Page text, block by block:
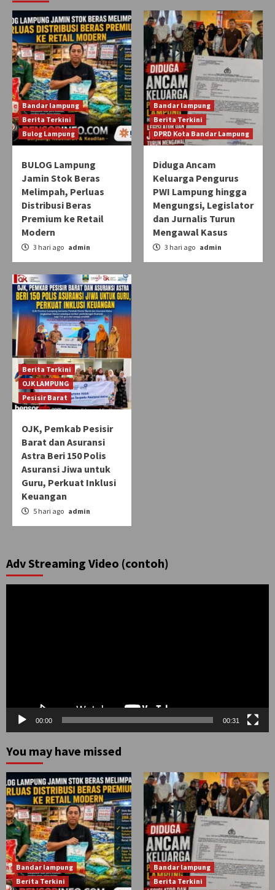
Bandar lampung
Berita Terkini
Bulog Lampung
BULOG Lampung
Jamin Stok Beras
Melimpah, Perluas
Distribusi Beras
Premium ke Retail
Modern
3 hari ago admin
Bandar lampung
Berita Terkini
DPRD Kota Bandar Lampung
Diduga Ancam
Keluarga Pengurus
PWI Lampung hingga
Mengungsi, Legislator
dan Jurnalis Turun
Mengawal Kasus
3 hari ago admin
Berita Terkini
OJK LAMPUNG
Pesisir Barat
OJK, Pemkab Pesisir
Barat dan Asuransi
Astra Beri 150 Polis
Asuransi Jiwa untuk
Guru, Perkuat Inklusi
Keuangan
5 hari ago admin
Adv Streaming Video (contoh)
00:00 00:31
You may have missed
Bandar lampung
Berita Terkini
Bandar lampung
Berita Terkini